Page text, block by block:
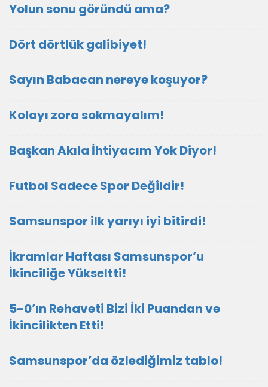
Yolun sonu göründü ama?
Dört dörtlük galibiyet!
Sayın Babacan nereye koşuyor?
Kolayı zora sokmayalım!
Başkan Akıla İhtiyacım Yok Diyor!
Futbol Sadece Spor Değildir!
Samsunspor ilk yarıyı iyi bitirdi!
İkramlar Haftası Samsunspor’u
İkinciliğe Yükseltti!
5-0’ın Rehaveti Bizi İki Puandan ve
İkincilikten Etti!
Samsunspor’da özlediğimiz tablo!